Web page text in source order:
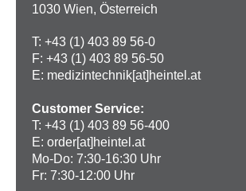
1030 Wien, Österreich
T: +43 (1) 403 89 56-0
F: +43 (1) 403 89 56-50
E: medizintechnik[at]heintel.at
Customer Service:
T: +43 (1) 403 89 56-400
E: order[at]heintel.at
Mo-Do: 7:30-16:30 Uhr
Fr: 7:30-12:00 Uhr